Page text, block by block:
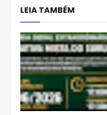
Ap
LEIA TAMBÉM